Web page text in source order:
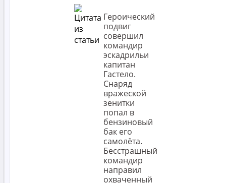
Героический
подвиг
совершил
командир
эскадрильи
капитан
Гастело.
Снаряд
вражеской
зенитки
попал в
бензиновый
бак его
самолёта.
Бесстрашный
командир
направил
охваченный